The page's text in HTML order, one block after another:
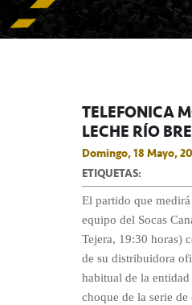
TELEFONICA
LECHE RÍO
Domingo, 18 Mayo,
ETIQUETAS:
El partido que
equipo del Socas
Tejera, 19:30 horas)
de su distribuidora
habitual de la entidad
choque de la serie